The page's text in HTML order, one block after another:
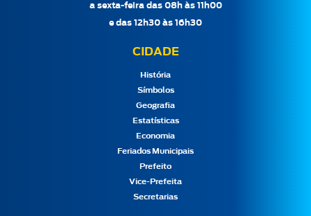
a sexta-feira das 08h às 11h00
e das 12h30 às 16h30
CIDADE
História
Símbolos
Geografia
Estatísticas
Economia
Feriados Municipais
Prefeito
Vice-Prefeita
Secretarias